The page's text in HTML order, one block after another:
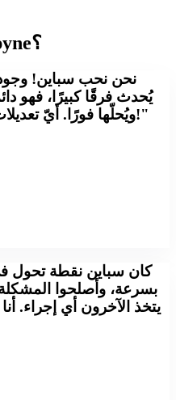
ماذا يقول عميلنا عن Spyne؟
يُحدث فرقًا كبيرًا، فهو
ويُحلّها فورًا. أيّ تعديلات تُعالج فورًا، والخدمة مُتميّزة!"
بسرعة، وأصلحوا
يتخذ الآخرون أي إجراء.